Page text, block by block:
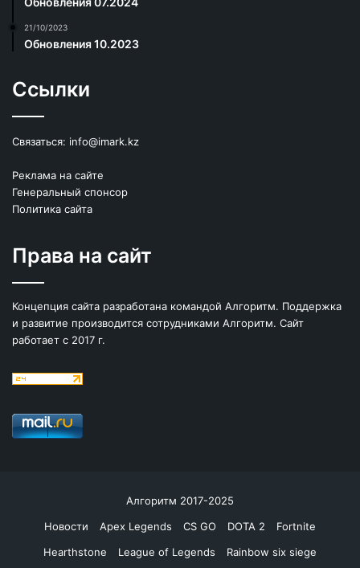
21/10/2023
Обновления 10.2023
Ссылки
Связаться: info@imark.kz
Реклама на сайте
Генеральный спонсор
Политика сайта
Права на сайт
Концепция сайта разработана командой Алгоритм. Поддержка
и развитие производится сотрудниками Алгоритм. Сайт
работает с 2017 г.
Алгоритм 2017-2025
Новости
Apex Legends CS GO DOTA 2
Fortnite
Hearthstone
League of Legends Rainbow six siege